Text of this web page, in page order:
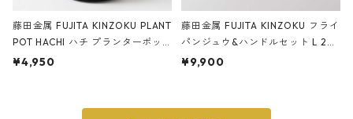
藤田金属 FUJITA KINZOKU PLANT
POT HACHI ハチ プランターポッ
ト 3号 ブラック
¥4,950
藤田金属 FUJITA KINZOKU フライ
パンジュウ&ハンドルセット L 24c
m ガス火・IH対応 鉄フライパン
¥9,900